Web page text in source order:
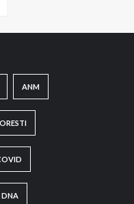
ANM
DNA